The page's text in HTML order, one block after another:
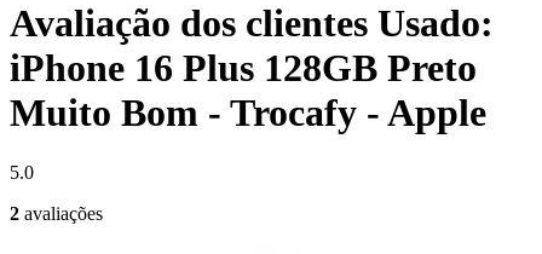
Avaliação dos clientes Usado:
iPhone 16 Plus 128GB Preto
Muito Bom - Trocafy - Apple
5.0
2 avaliações